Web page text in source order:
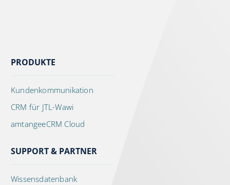
PRODUKTE
Kundenkommunikation
CRM für JTL-Wawi
amtangeeCRM Cloud
SUPPORT & PARTNER
Wissensdatenbank